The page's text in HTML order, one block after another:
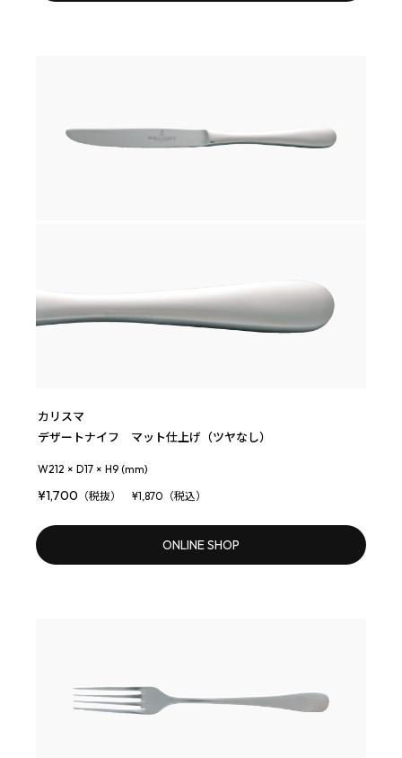
カリスマ
デザートナイフ マット仕上げ（ツヤなし）
W212 × D17 × H9 (mm)
¥1,700 （税抜） ¥1,870（税込）
ONLINE SHOP